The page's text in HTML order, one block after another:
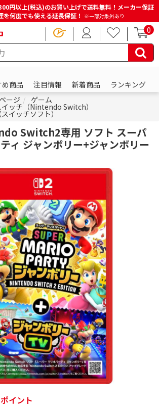
円以上(税込)のお買い上げで送料無料！メーカー保証
を何度でも使える延長保証！ ※一部対象外あり
0
め商品 注目情報 新着商品
ランキング
ージ ゲーム
ッチ（Nintendo Switch）
イッチソフト）
Switch2専用 ソフト スーパ
ィ ジャンボリー+ジャンボリー
イント